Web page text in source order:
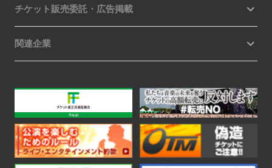
チケット販売委託・広告掲載
関連企業